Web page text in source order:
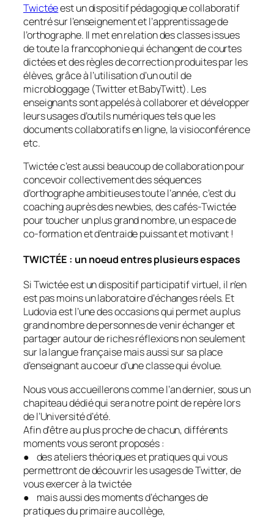
Twictéeest un dispositif pédagogique collaboratif
centré sur l’enseignement et l’apprentissage de
l’orthographe. Il met en relation des classes issues
de toute la francophonie qui échangent de courtes
dictées et des règles de correction produites par les
élèves, grâce à l’utilisation d’un outil de
microbloggage (Twitter et BabyTwitt). Les
enseignants sont appelés à collaborer et développer
leurs usages d’outils numériques tels que les
documents collaboratifs en ligne, la visioconférence
etc.
Twictée c’est aussi beaucoup de collaboration pour
concevoir collectivement des séquences
d’orthographe ambitieuses toute l’année, c’est du
coaching auprès des newbies, des cafés-Twictée
pour toucher un plus grand nombre, un espace de
co-formation et d’entraide puissant et motivant !
TWICTÉE : un noeud entres plusieurs espaces
Si Twictée est un dispositif participatif virtuel, il n’en
est pas moins un laboratoire d’échanges réels. Et
Ludovia est l’une des occasions qui permet au plus
grand nombre de personnes de venir échanger et
partager autour de riches réflexions non seulement
sur la langue française mais aussi sur sa place
d’enseignant au coeur d’une classe qui évolue.
Nous vous accueillerons comme l’an dernier, sous un
chapiteau dédié qui sera notre point de repère lors
de l’Université d’été.
Afin d’être au plus proche de chacun, différents
moments vous seront proposés :
● des ateliers théoriques et pratiques qui vous
permettront de découvrir les usages de Twitter, de
vous exercer à la twictée
● mais aussi des moments d’échanges de
pratiques du primaire au collège,